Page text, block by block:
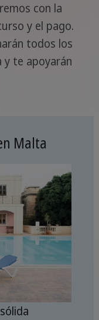
con la
y el pago.
todos los
te apoyarán
Malta